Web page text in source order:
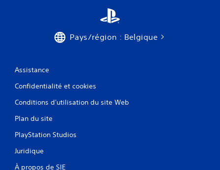
Pays/région : Belgique
Assistance
Confidentialité et cookies
Conditions d'utilisation du site Web
Plan du site
PlayStation Studios
Juridique
À propos de SIE